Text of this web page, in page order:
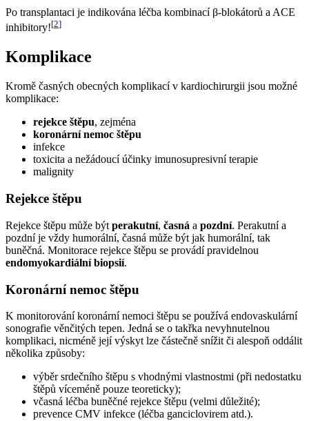
Po transplantaci je indikována léčba kombinací β-blokátorů a ACE
inhibitory![2]
Komplikace
Kromě časných obecných komplikací v kardiochirurgii jsou možné
komplikace:
rejekce štěpu, zejména
koronární nemoc štěpu
infekce
toxicita a nežádoucí účinky imunosupresivní terapie
malignity
Rejekce štěpu
Rejekce štěpu může být perakutní, časná a pozdní. Perakutní a
pozdní je vždy humorální, časná může být jak humorální, tak
buněčná. Monitorace rejekce štěpu se provádí pravidelnou
endomyokardiální biopsií.
Koronární nemoc štěpu
K monitorování koronární nemoci štěpu se používá endovaskulární
sonografie věnčitých tepen. Jedná se o takřka nevyhnutelnou
komplikaci, nicméně její výskyt lze částečně snížit či alespoň oddálit
několika způsoby:
výběr srdečního štěpu s vhodnými vlastnostmi (při nedostatku
štěpů víceméně pouze teoreticky);
včasná léčba buněčné rejekce štěpu (velmi důležité);
prevence CMV infekce (léčba ganciclovirem atd.).